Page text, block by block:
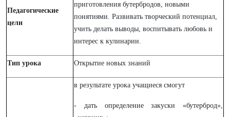
Педагогические
цели
приготовления бутербродов, новыми
понятиями. Развивать творческий потенциал,
учить делать выводы, воспитывать любовь и
интерес к кулинарии.
Тип урока Открытие новых знаний
в результате урока учащиеся смогут
- дать определение закуски «бутерброд»,